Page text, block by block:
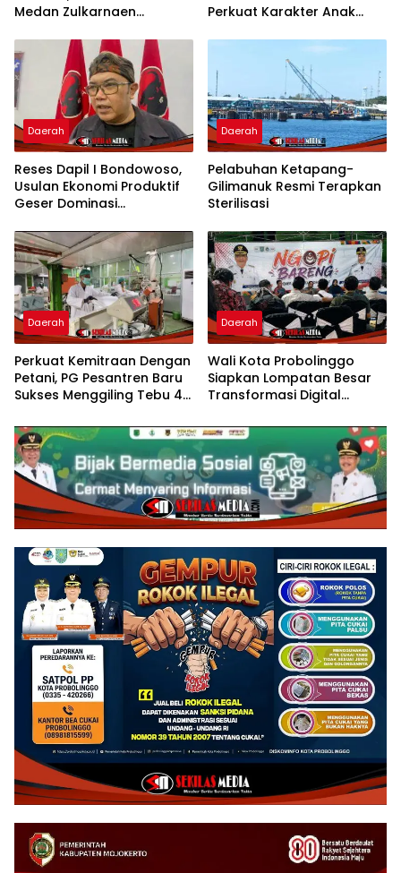
Medan Zulkarnaen
Pemko Salurkan Bansos
Perkuat Karakter Anak
Daerah
Reses Dapil I Bondowoso,
Usulan Ekonomi Produktif
Geser Dominasi
Daerah
Pelabuhan Ketapang-
Gilimanuk Resmi Terapkan
Sterilisasi
Daerah
Perkuat Kemitraan Dengan
Petani, PG Pesantren Baru
Sukses Menggiling Tebu 4
Daerah
Wali Kota Probolinggo
Siapkan Lompatan Besar
Transformasi Digital